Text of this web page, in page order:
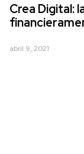
Crea Digital:
abril 9, 2021